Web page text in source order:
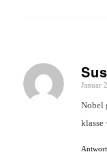
Januar
Nobel
klasse